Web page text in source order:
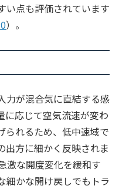
い点も評価されています
）。
力が混合気に直結する感
に応じて空気流速が変わ
られるため、低中速域で
出方に細かく反映されま
激な開度変化を緩和す
細かな開け戻しでもトラ